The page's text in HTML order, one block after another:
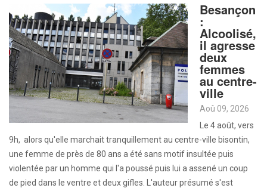
Besançon
:
Alcoolisé,
il agresse
deux
femmes
au centre-
ville
Aoû 09, 2026
Le 4 août, vers
9h, alors qu'elle marchait tranquillement au centre-ville bisontin,
une femme de près de 80 ans a été sans motif insultée puis
violentée par un homme qui l'a poussé puis lui a assené un coup
de pied dans le ventre et deux gifles. L'auteur présumé s'est